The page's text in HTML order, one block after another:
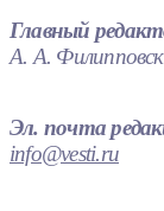
Главный
А. А.
Эл. почта
info@vesti.ru